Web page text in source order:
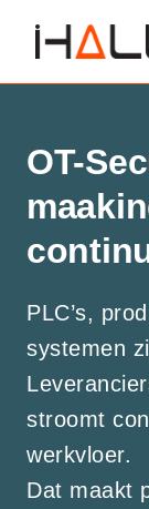
OT-
PLC’s,
systemen
stroomt
werkvloer.
Dat maakt